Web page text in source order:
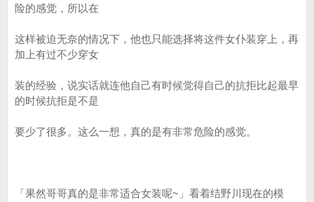
险的感觉，所以在
这样被迫无奈的情况下，他也只能选择将这件女仆装穿上，再
加上有过不少穿女
装的经验，说实话就连他自己有时候觉得自己的抗拒比起最早
的时候抗拒是不是
要少了很多。这么一想，真的是有非常危险的感觉。
「果然哥哥真的是非常适合女装呢~」看着结野川现在的模